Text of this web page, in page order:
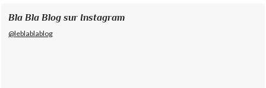
Bla Bla Blog sur Instagram
@leblablablog